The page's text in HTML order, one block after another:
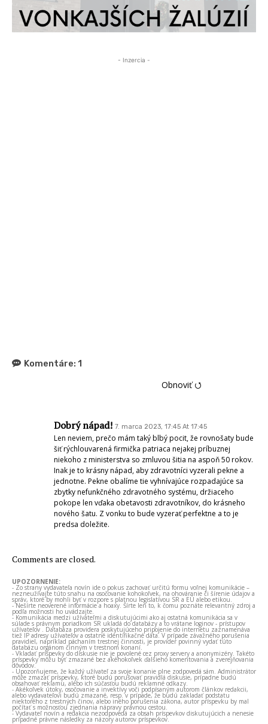
- Inzercia -
Komentáre: 1
Obnoviť ⭯
Dobrý nápad! 7. marca 2023, 17:45 At 17:45
Len neviem, prečo mám taký blbý pocit, že rovnošaty bude
šiť rýchlouvarená firmička patriaca nejakej príbuznej
niekoho z ministerstva so zmluvou šitia na aspoň 50 rokov.
Inak je to krásny nápad, aby zdravotníci vyzerali pekne a
jednotne. Pekne obalíme tie vyhnívajúce rozpadajúce sa
zbytky nefunkčného zdravotného systému, držiaceho
pokope len vďaka obetavosti zdravotníkov, do krásneho
nového šatu. Z vonku to bude vyzerať perfektne a to je
predsa doležite.
Comments are closed.
UPOZORNENIE:
- Zo strany vydavateľa novín ide o pokus zachovať určitú formu voľnej komunikácie –
nezneužívajte túto snahu na osočovanie kohokoľvek, na ohováranie či šírenie údajov a
správ, ktoré by mohli byť v rozpore s platnou legislatívou SR a EÚ alebo etikou.
- Nešírte neoverené informácie a hoaxy. Šírte len to, k čomu poznáte relevantný zdroj a
podľa možnosti ho uvádzajte.
- Komunikácia medzi užívateľmi a diskutujúcimi ako aj ostatná komunikácia sa v
súlade s právnym poriadkom SR ukladá do databázy a to vrátane loginov - prístupov
užívateľov . Databáza providera poskytujúceho pripojenie do internetu zaznamenáva
tiež IP adresy užívateľov a ostatné identifikačné dáta. V prípade závažného porušenia
pravidiel, napríklad páchaním trestnej činnosti, je provider povinný vydať túto
databázu orgánom činným v trestnom konaní.
- Vkladať príspevky do diskusie nie je povolené cez proxy servery a anonymizéry. Takéto
príspevky môžu byť zmazané bez akéhokoľvek ďalšieho komentovania a zverejňovania
dôvodov.
- Upozorňujeme, že každý užívateľ za svoje konanie plne zodpovedá sám. Administrátor
môže zmazať príspevky, ktoré budú porušovať pravidlá diskusie, prípadne budú
obsahovať reklamu, alebo ich súčasťou budú reklamné odkazy.
- Akékoľvek útoky, osočovanie a invektívy voči podpísaným autorom článkov redakcii,
alebo vydavateľovi budú zmazané, resp. v prípade, že budú zakladať podstatu
niektorého z trestných činov, alebo iného porušenia zákona, autor príspevku by mal
počítať s možnosťou zjednania nápravy právnou cestou.
- Vydavateľ novín a redakcia nezodpovedá za obsah príspevkov diskutujúcich a nenesie
prípadné právne následky za názory autorov príspevkov.